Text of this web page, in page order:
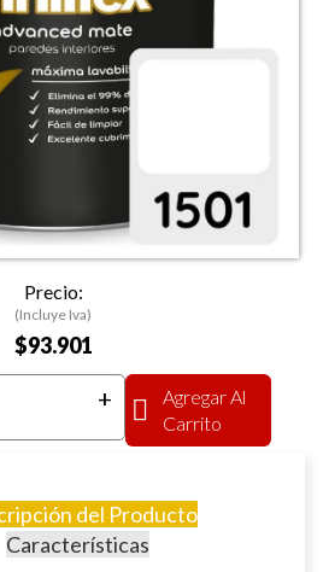
Precio:
(Incluye Iva)
$93.901
+
Agregar Al
Carrito
del Producto
Características